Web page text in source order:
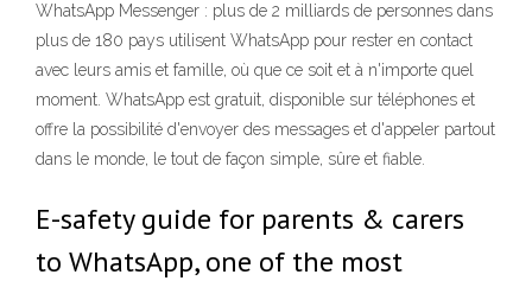
WhatsApp Messenger : plus de 2 milliards de personnes dans
plus de 180 pays utilisent WhatsApp pour rester en contact
avec leurs amis et famille, où que ce soit et à n'importe quel
moment. WhatsApp est gratuit, disponible sur téléphones et
offre la possibilité d'envoyer des messages et d'appeler partout
dans le monde, le tout de façon simple, sûre et fiable.
E-safety guide for parents & carers
to WhatsApp, one of the most